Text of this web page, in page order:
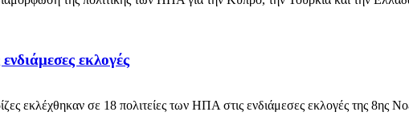
εκλογές
εκλέχθηκαν σε 18 πολιτείες των ΗΠΑ στις ενδιάμεσες εκλογές της 8ης